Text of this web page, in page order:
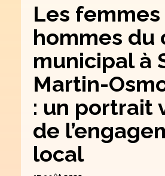
Les
hommes du
municipal à
Martin-
: un portrait
de
local